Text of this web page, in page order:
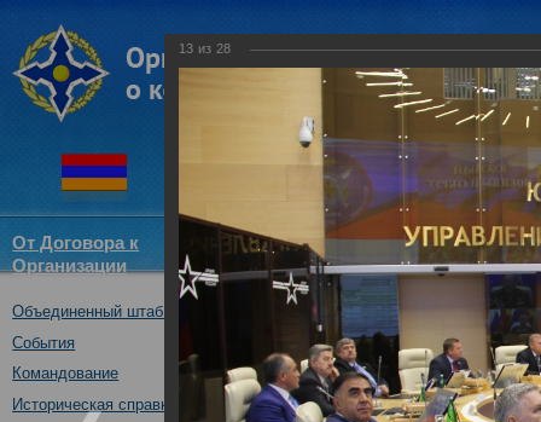
От Договора к
Организации
Структура
ОДКБ
Новости
Объединенный штаб ОДКБ
События
Командование
Историческая справка
Участие
Координационного
(комиссий) по обороне
государств-членов
Ассамблеи ОДКБ
13 из 28